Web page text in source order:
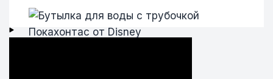
Покахонтас от Disney
Покахонтас от Disney